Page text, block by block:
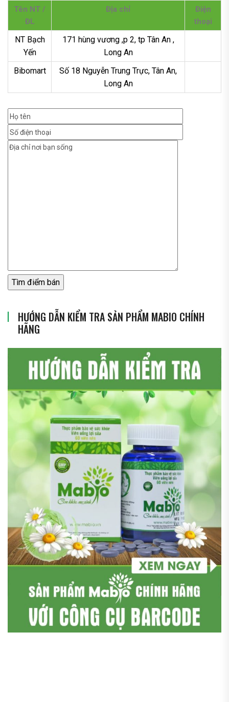
Tên NT /
ĐL
Địa chỉ
Điện
thoại
NT Bạch
Yến
171 hùng vương ,p 2, tp Tân An ,
Long An
Bibomart
Số 18 Nguyễn Trung Trực, Tân An,
Long An
HƯỚNG DẪN KIỂM TRA SẢN PHẨM MABIO CHÍNH
HÃNG